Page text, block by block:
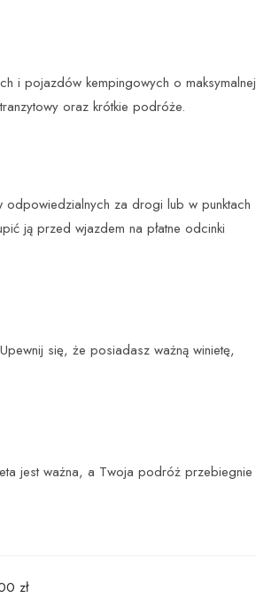
i pojazdów kempingowych o maksymalnej
oraz krótkie podróże.
odpowiedzialnych za drogi lub w punktach
ją przed wjazdem na płatne odcinki
się, że posiadasz ważną winietę,
jest ważna, a Twoja podróż przebiegnie
zł